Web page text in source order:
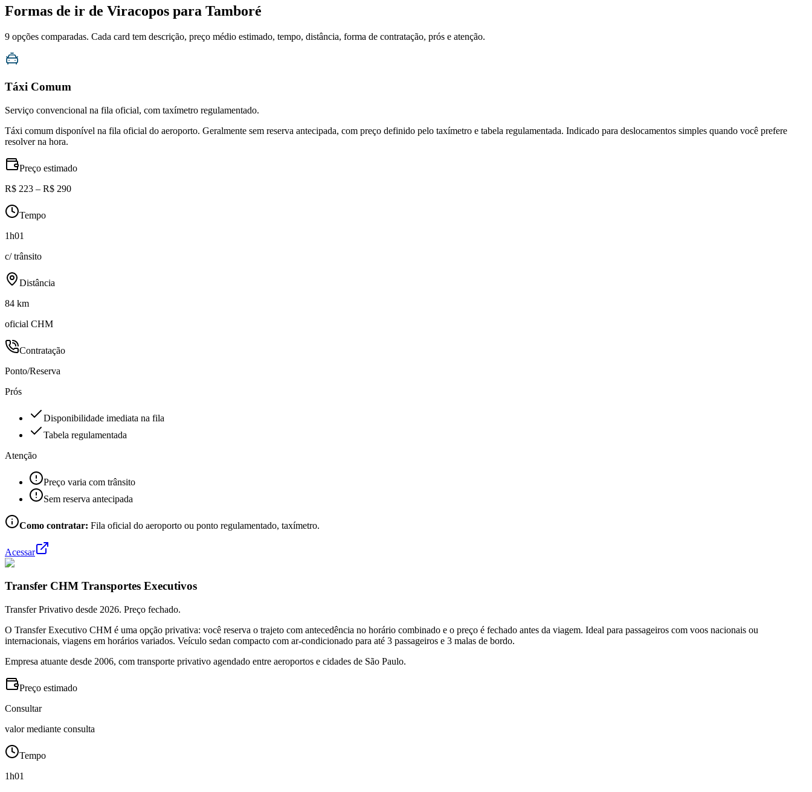
Formas de ir de Viracopos para Tamboré
9 opções comparadas. Cada card tem descrição, preço médio estimado, tempo, distância, forma de contratação, prós e atenção.
Táxi Comum
Serviço convencional na fila oficial, com taxímetro regulamentado.
Táxi comum disponível na fila oficial do aeroporto. Geralmente sem reserva antecipada, com preço definido pelo taxímetro e tabela regulamentada. Indicado para deslocamentos simples quando você prefere
resolver na hora.
Preço estimado
R$ 223 – R$ 290
Tempo
1h01
c/ trânsito
Distância
84 km
oficial CHM
Contratação
Ponto/Reserva
Prós
Disponibilidade imediata na fila
Tabela regulamentada
Atenção
Preço varia com trânsito
Sem reserva antecipada
Como contratar: Fila oficial do aeroporto ou ponto regulamentado, taxímetro.
Acessar
Transfer CHM Transportes Executivos
Transfer Privativo desde 2026. Preço fechado.
O Transfer Executivo CHM é uma opção privativa: você reserva o trajeto com antecedência no horário combinado e o preço é fechado antes da viagem. Ideal para passageiros com voos nacionais ou
internacionais, viagens em horários variados. Veículo sedan compacto com ar-condicionado para até 3 passageiros e 3 malas de bordo.
Empresa atuante desde 2006, com transporte privativo agendado entre aeroportos e cidades de São Paulo.
Preço estimado
Consultar
valor mediante consulta
Tempo
1h01